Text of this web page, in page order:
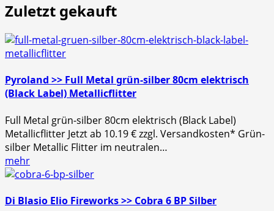
Zuletzt gekauft
Pyroland >> Full Metal grün-silber 80cm elektrisch
(Black Label) Metallicflitter
Full Metal grün-silber 80cm elektrisch (Black Label)
Metallicflitter Jetzt ab 10.19 € zzgl. Versandkosten* Grün-
silber Metallic Flitter im neutralen…
mehr
Di Blasio Elio Fireworks >> Cobra 6 BP Silber